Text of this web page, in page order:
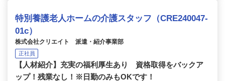
特別養護老人ホームの介護スタッフ（CRE240047-
01c）
株式会社クリエイト 派遣・紹介事業部
正社員
【人材紹介】充実の福利厚生あり 資格取得をバックア
ップ！残業なし！※日勤のみもOKです！